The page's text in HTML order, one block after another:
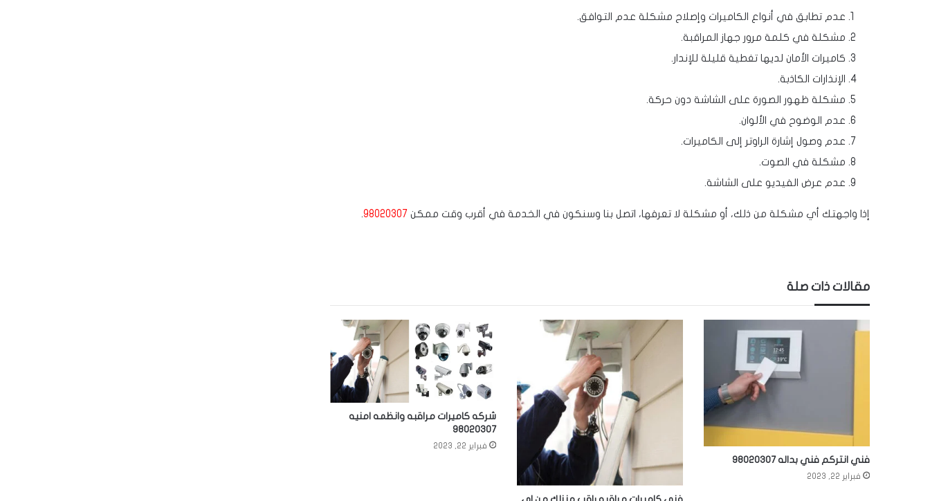
عدم تطابق في أنواع الكاميرات وإصلاح مشكلة عدم التوافق.
مشكلة في كلمة مرور جهاز المراقبة.
كاميرات الأمان لديها تغطية قليلة للإندار.
الإنذارات الكاذبة.
مشكلة ظهور الصورة على الشاشة دون حركة.
عدم الوضوح في الألوان.
عدم وصول إشارة الراوتر إلى الكاميرات.
مشكلة في الصوت.
عدم عرض الفيديو على الشاشة.
إذا واجهتك أي مشكلة من ذلك، أو مشكلة لا تعرفها، اتصل بنا وسنكون في الخدمة في أقرب وقت ممكن 98020307
.
مقالات ذات صلة
فني انتركم فني بداله 98020307
فبراير 22, 2023
شركه كاميرات مراقبه وانظمه امنيه
98020307
فبراير 22, 2023